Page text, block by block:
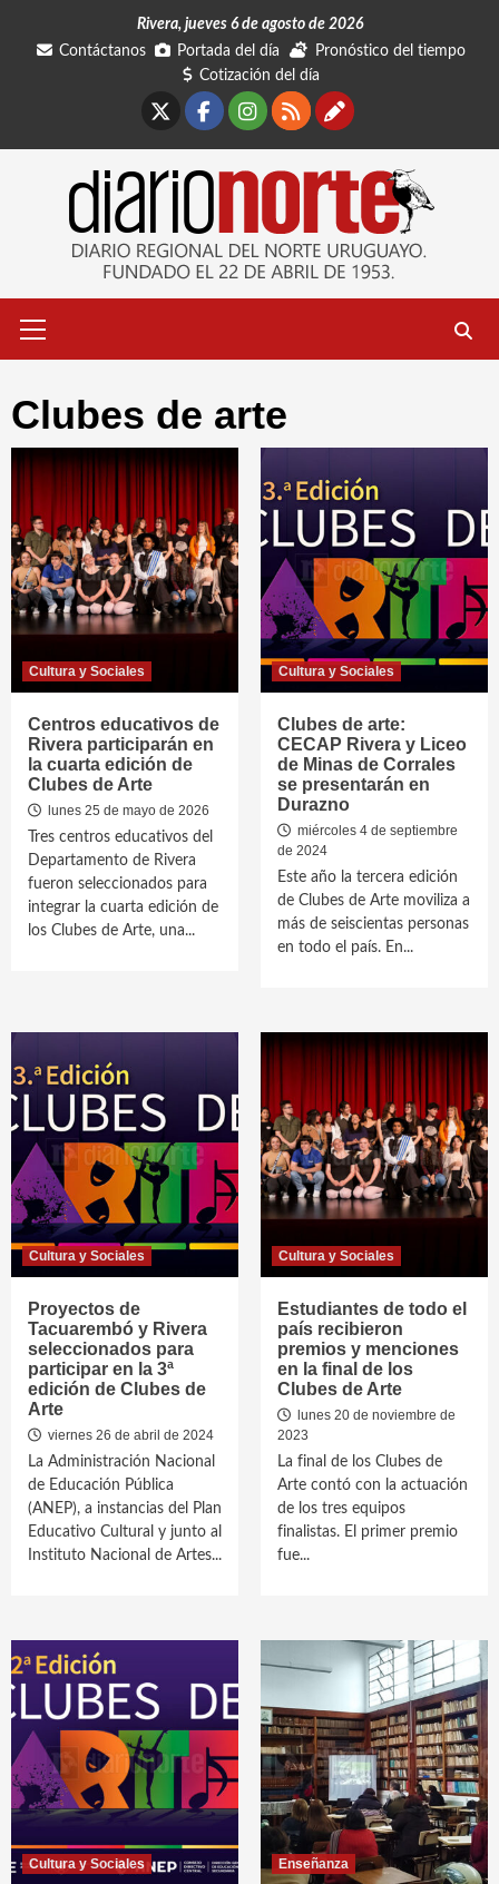
Rivera, jueves 6 de agosto de 2026
Contáctanos
Portada del día
Pronóstico del tiempo
Cotización del día
Facebook
Instagram
RSSContáctanos
primario
Clubes de arte
Cultura y Sociales
Centros educativos de
Rivera participarán en
la cuarta edición de
Clubes de Arte
lunes 25 de mayo de 2026
Tres centros educativos del
Departamento de Rivera
fueron seleccionados para
integrar la cuarta edición de
los Clubes de Arte, una...
Cultura y Sociales
Clubes de arte:
CECAP Rivera y Liceo
de Minas de Corrales
se presentarán en
Durazno
miércoles 4 de septiembre
de 2024
Este año la tercera edición
de Clubes de Arte moviliza a
más de seiscientas personas
en todo el país. En...
Cultura y Sociales
Proyectos de
Tacuarembó y Rivera
seleccionados para
participar en la 3ª
edición de Clubes de
Arte
viernes 26 de abril de 2024
La Administración Nacional
de Educación Pública
(ANEP), a instancias del Plan
Educativo Cultural y junto al
Instituto Nacional de Artes...
Cultura y Sociales
Estudiantes de todo el
país recibieron
premios y menciones
en la final de los
Clubes de Arte
lunes 20 de noviembre de
2023
La final de los Clubes de
Arte contó con la actuación
de los tres equipos
finalistas. El primer premio
fue...
Cultura y Sociales Enseñanza